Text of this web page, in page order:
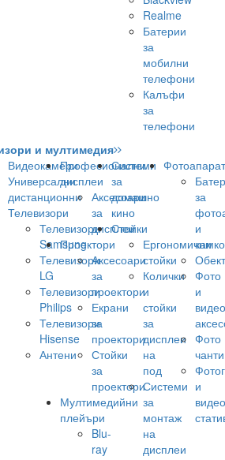
Realme
Батерии
за
мобилни
телефони
Калъфи
за
телефони
и мултимедия
Видеокамери
Универсални
дистанционни
Телевизори
Телевизори
Samsung
Телевизори
LG
Телевизори
Philips
Телевизори
Hisense
Антени
Професионални
дисплеи
Аксесоари
за
дисплеи
Проектори
Аксесоари
за
проектори
Екрани
за
проектори
Стойки
за
проектори
Мултимедийни
плейъри
Blu-
ray
Системи
за
домашно
кино
Стойки
Ергономични
стойки
Колички
и
стойки
за
дисплеи
на
под
Системи
за
монтаж
на
дисплеи
за
и
Фото
и
видео
Фото
чанти
и
видео